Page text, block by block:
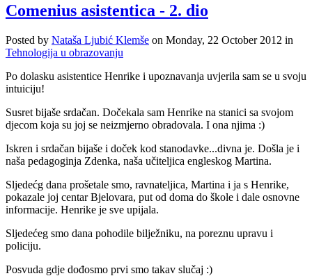
Comenius asistentica - 2. dio
Posted by Nataša Ljubić Klemše on Monday, 22 October 2012 in
Tehnologija u obrazovanju
Po dolasku asistentice Henrike i upoznavanja uvjerila sam se u svoju
intuiciju!
Susret bijaše srdačan. Dočekala sam Henrike na stanici sa svojom
djecom koja su joj se neizmjerno obradovala. I ona njima :)
Iskren i srdačan bijaše i doček kod stanodavke...divna je. Došla je i
naša pedagoginja Zdenka, naša učiteljica engleskog Martina.
Sljedećg dana prošetale smo, ravnateljica, Martina i ja s Henrike,
pokazale joj centar Bjelovara, put od doma do škole i dale osnovne
informacije. Henrike je sve upijala.
Sljedećeg smo dana pohodile bilježniku, na poreznu upravu i
policiju.
Posvuda gdje dođosmo prvi smo takav slučaj :)